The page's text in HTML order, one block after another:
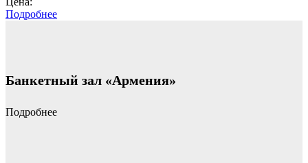
Подробнее
Банкетный зал «Армения»
Подробнее